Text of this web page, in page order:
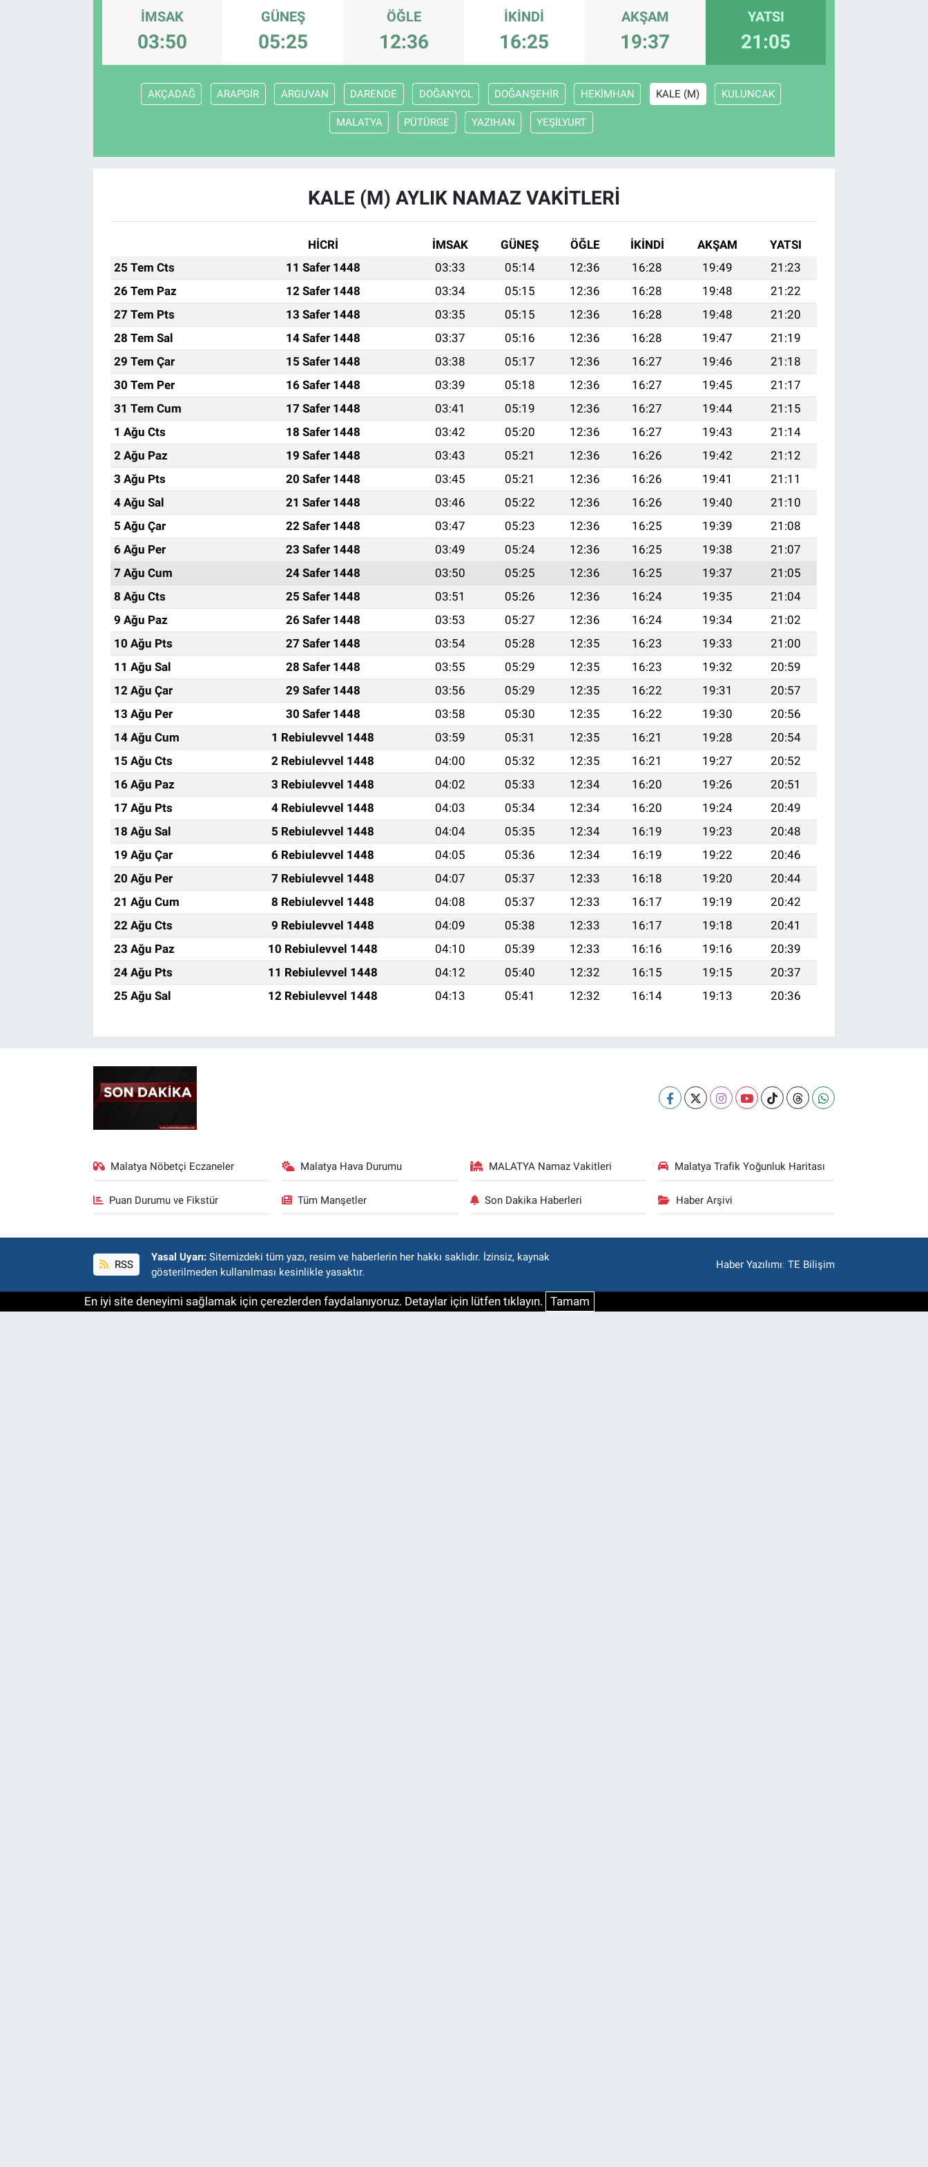
İMSAK
03:50
GÜNEŞ
05:25
ÖĞLE
12:36
İKINDI
16:25
AKŞAM
19:37
YATSI
21:05
AKÇADAĞ ARAPGİR ARGUVAN DARENDE DOĞANYOL DOĞANŞEHİR HEKİMHAN KALE (M) KULUNCAK
MALATYA PÜTÜRGE YAZIHAN YEŞİLYURT
KALE (M) AYLIK NAMAZ VAKITLERI
HİCRİ İMSAK GÜNEŞ ÖĞLE İKINDI AKŞAM
YATSI
25 Tem Cts
11 Safer 1448 03:33 05:14 12:36 16:28 19:49
21:23
26 Tem Paz
12 Safer 1448 03:34 05:15 12:36 16:28 19:48
21:22
27 Tem Pts
13 Safer 1448 03:35 05:15 12:36 16:28 19:48
21:20
28 Tem Sal
14 Safer 1448 03:37 05:16 12:36 16:28 19:47
21:19
29 Tem Çar
15 Safer 1448 03:38 05:17 12:36 16:27 19:46
21:18
30 Tem Per
16 Safer 1448 03:39 05:18 12:36 16:27 19:45
21:17
31 Tem Cum
17 Safer 1448 03:41 05:19 12:36 16:27 19:44
21:15
1 Ağu Cts
18 Safer 1448 03:42 05:20 12:36 16:27 19:43
21:14
2 Ağu Paz
19 Safer 1448 03:43 05:21 12:36 16:26 19:42
21:12
3 Ağu Pts
20 Safer 1448 03:45 05:21 12:36 16:26 19:41
21:11
4 Ağu Sal
21 Safer 1448 03:46 05:22 12:36 16:26 19:40
21:10
5 Ağu Çar
22 Safer 1448 03:47 05:23 12:36 16:25 19:39
21:08
6 Ağu Per
23 Safer 1448 03:49 05:24 12:36 16:25 19:38
21:07
7 Ağu Cum
24 Safer 1448 03:50 05:25 12:36 16:25 19:37
21:05
8 Ağu Cts
25 Safer 1448 03:51 05:26 12:36 16:24 19:35
21:04
9 Ağu Paz
26 Safer 1448 03:53 05:27 12:36 16:24 19:34
21:02
10 Ağu Pts
27 Safer 1448 03:54 05:28 12:35 16:23 19:33
21:00
11 Ağu Sal
28 Safer 1448 03:55 05:29 12:35 16:23 19:32
20:59
12 Ağu Çar
29 Safer 1448 03:56 05:29 12:35 16:22 19:31
20:57
13 Ağu Per
30 Safer 1448 03:58 05:30 12:35 16:22 19:30
20:56
14 Ağu Cum
1 Rebiulevvel 1448 03:59 05:31 12:35 16:21 19:28
20:54
15 Ağu Cts
2 Rebiulevvel 1448 04:00 05:32 12:35 16:21 19:27
20:52
16 Ağu Paz
3 Rebiulevvel 1448 04:02 05:33 12:34 16:20 19:26
20:51
17 Ağu Pts
4 Rebiulevvel 1448 04:03 05:34 12:34 16:20 19:24
20:49
18 Ağu Sal
5 Rebiulevvel 1448 04:04 05:35 12:34 16:19 19:23
20:48
19 Ağu Çar
6 Rebiulevvel 1448 04:05 05:36 12:34 16:19 19:22
20:46
20 Ağu Per
7 Rebiulevvel 1448 04:07 05:37 12:33 16:18 19:20
20:44
21 Ağu Cum
8 Rebiulevvel 1448 04:08 05:37 12:33 16:17 19:19
20:42
22 Ağu Cts
9 Rebiulevvel 1448 04:09 05:38 12:33 16:17 19:18
20:41
23 Ağu Paz
10 Rebiulevvel 1448 04:10 05:39 12:33 16:16 19:16
20:39
24 Ağu Pts
11 Rebiulevvel 1448 04:12 05:40 12:32 16:15 19:15
20:37
25 Ağu Sal
12 Rebiulevvel 1448 04:13 05:41 12:32 16:14 19:13 20:36
Malatya Nöbetçi Eczaneler Malatya Hava Durumu MALATYA Namaz Vakitleri Malatya Trafik Yoğunluk Haritası
Puan Durumu ve Fikstür Tüm Manşetler Son Dakika Haberleri Haber Arşivi
RSS
Yasal Uyarı: Sitemizdeki tüm yazı, resim ve haberlerin her hakkı saklıdır. İzinsiz, kaynak
gösterilmeden kullanılması kesinlikle yasaktır.
Haber Yazılımı:TE Bilişim
En iyi site deneyimi sağlamak için çerezlerden faydalanıyoruz. Detaylar için lütfen tıklayın. Tamam